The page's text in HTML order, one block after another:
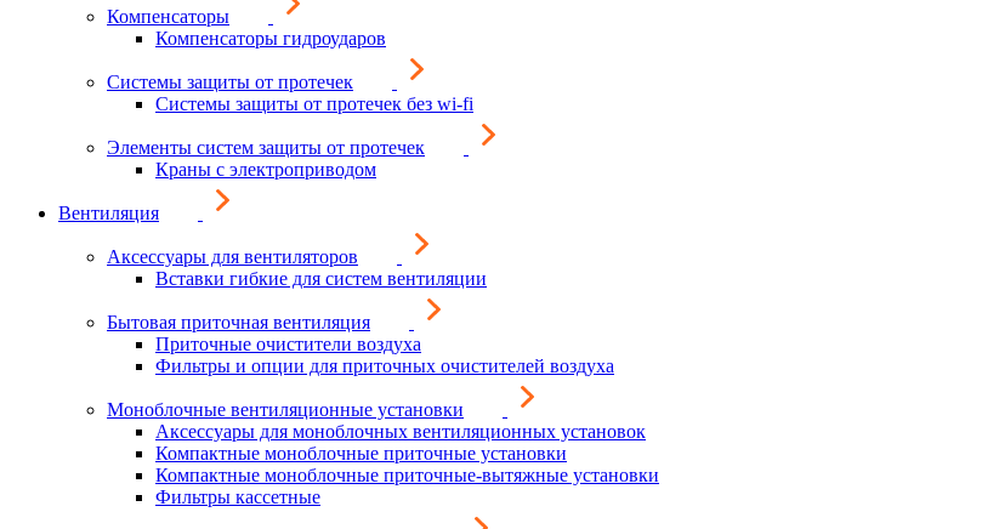
Компенсаторы
Компенсаторы гидроударов
Системы защиты от протечек
Системы защиты от протечек без wi-fi
Элементы систем защиты от протечек
Краны с электроприводом
Вентиляция
Аксессуары для вентиляторов
Вставки гибкие для систем вентиляции
Бытовая приточная вентиляция
Приточные очистители воздуха
Фильтры и опции для приточных очистителей воздуха
Моноблочные вентиляционные установки
Аксессуары для моноблочных вентиляционных установок
Компактные моноблочные приточные установки
Компактные моноблочные приточные-вытяжные установки
Фильтры кассетные